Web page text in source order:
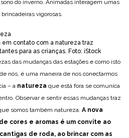
do inverno. Animadas interagem umas
vigorosas.
em contato com a natureza traz
para as crianças. Foto: iStock
das mudanças das estações e como isto
nós, é uma maneira de nos conectarmos
– a natureza que está fora se comunica
Observar e sentir essas mudanças traz
somos também natureza. A nova
cores e aromas é um convite ao
de roda, ao brincar com as